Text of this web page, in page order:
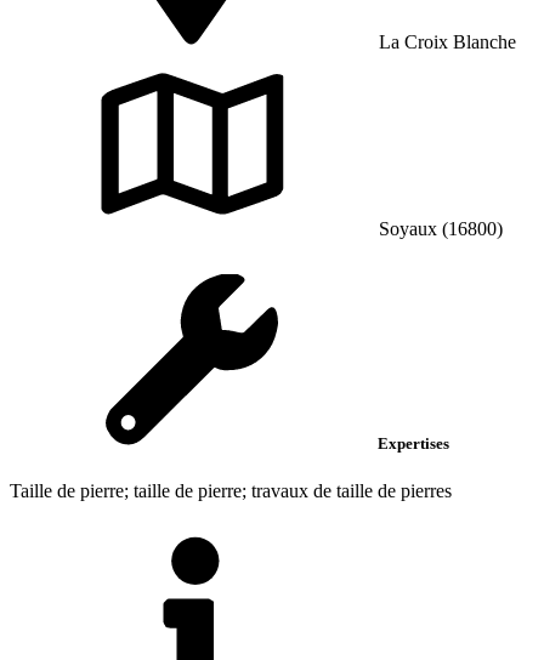
La Croix Blanche
Soyaux (16800)
Expertises
Taille de pierre; taille de pierre; travaux de taille de pierres